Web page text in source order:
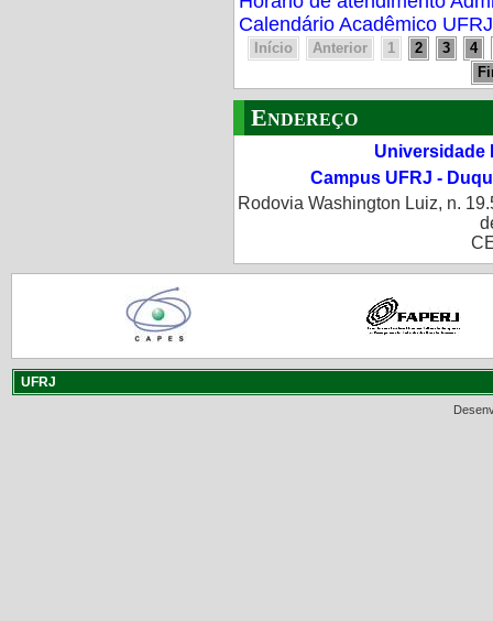
Calendário Acadêmico
Início Anterior 1 2 3
4
Endereço
Universidade
Campus UFRJ -
Rodovia Washington Luiz, n.
UFRJ